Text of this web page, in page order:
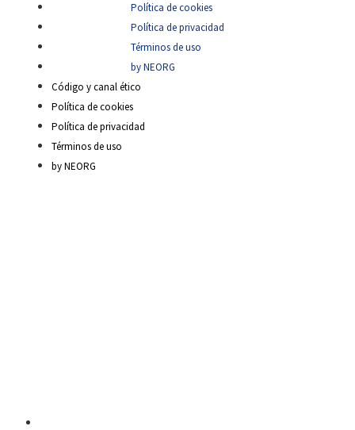
Política de cookies
Política de privacidad
Términos de uso
by NEORG
Código y canal ético
Política de cookies
Política de privacidad
Términos de uso
by NEORG